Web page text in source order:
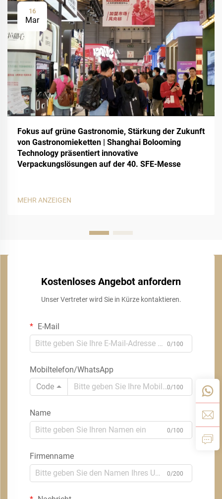
16
Mar
Fokus auf grüne Gastronomie, Stärkung der Zukunft
von Gastronomieketten | Shanghai Bolooming
Technology präsentiert innovative
Verpackungslösungen auf der 40. SFE-Messe
MEHR ANZEIGEN
Kostenloses Angebot anfordern
Unser Vertreter wird Sie in Kürze kontaktieren.
E-Mail
0/100
Mobiltelefon/WhatsApp
Code
0/100
Name
0/100
Firmenname
0/200